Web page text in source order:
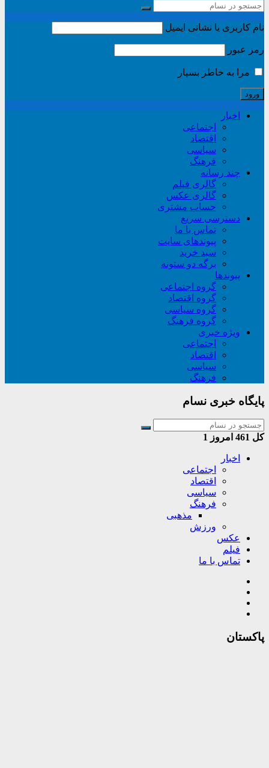
نام کاربری یا نشانی ایمیل
رمز عبور
مرا به خاطر بسپار
اخبار
اجتماعی
اقتصاد
سیاسی
فرهنگ
چند رسانه
گالری فیلم
گالری عکس
حساب مشتری
دسترسی سریع
تماس با ما
پیوندهای سایت
سبد خريد
برگه دو ستونه
پیوندها
گروه اجتماعی
گروه اقتصاد
گروه سیاسی
گروه فرهنگ
ویژه خبری
اجتماعی
اقتصاد
سیاسی
فرهنگ
پایگاه خبری نسام
کل امروز 1
اخبار
اجتماعی
اقتصاد
سیاسی
فرهنگ
مذهبی
ورزش
عکس
فیلم
تماس با ما
پاکستان